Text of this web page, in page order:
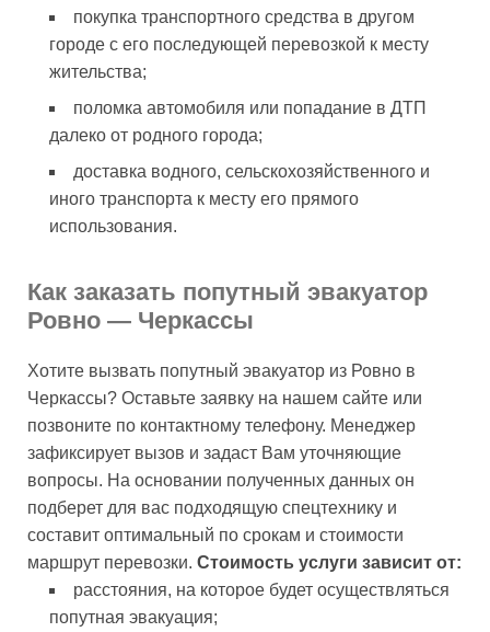
покупка транспортного средства в другом
городе с его последующей перевозкой к месту
жительства;
поломка автомобиля или попадание в ДТП
далеко от родного города;
доставка водного, сельскохозяйственного и
иного транспорта к месту его прямого
использования.
Как заказать попутный эвакуатор
Ровно — Черкассы
Хотите вызвать попутный эвакуатор из Ровно в
Черкассы? Оставьте заявку на нашем сайте или
позвоните по контактному телефону. Менеджер
зафиксирует вызов и задаст Вам уточняющие
вопросы. На основании полученных данных он
подберет для вас подходящую спецтехнику и
составит оптимальный по срокам и стоимости
маршрут перевозки. Стоимость услуги зависит от:
расстояния, на которое будет осуществляться
попутная эвакуация;